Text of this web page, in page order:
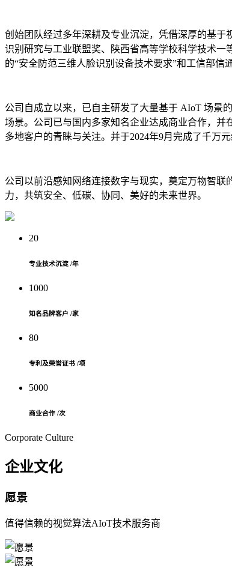
创始团队经过多年深耕及专业沉淀，凭借深厚的基
识别研究与工业联盟奖、陕西省高等学校科学技术
的“安全防范三维人脸识别设备技术要求”和工信部信
公司自成立以来，已自主研发了大量基于 AIoT 场景
场景。公司已与国内多家知名企业达成商业合作，
多地客户的青睐与关注。并于2024年9月完成了千万
公司以前沿感知网络连接数字与现实，奠定万物智
力，共筑安全、低碳、协同、美好的未来世界。
20
专业技术沉淀 /年
1000
知名品牌客户 /家
80
专利及荣誉证书 /项
5000
商业合作 /次
Corporate Culture
企业文化
愿景
值得信赖的视觉算法AIoT技术服务商